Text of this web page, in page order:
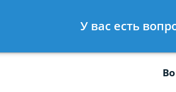
8 812 509-27-47У вас есть